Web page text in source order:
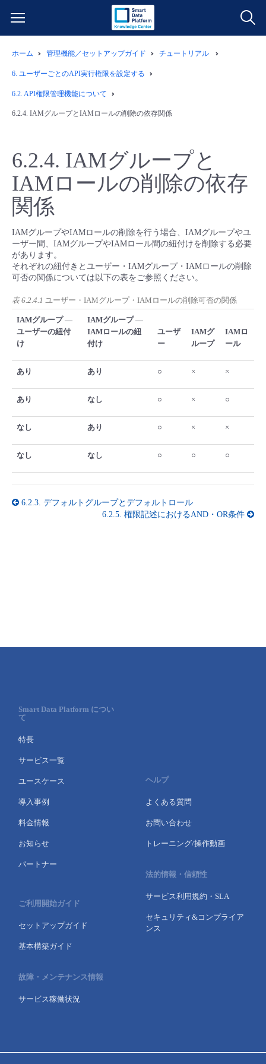
サービス一覧
データ利活用
ネットワーク
IoT
モニタリング/監査
サポート
管理機能
すべてのメニューを見る
よくある質問
クラウド/サーバー
ネットワーク
IoT
モニタリング/監査
サポート
管理機能
すべてのメニューを見る
料金シミュレーター
データ利活用
クラウド/サーバー
ネットワーク
IoT
モニタリング/監査
すべてのメニューを見る
ご利用開始ガイド
■ 管理機能
- 管理機能
■ セットアップガイド
- 新規お申し込み方法
- 初期設定・確認
- ユーザー機能の管理
- 登録情報の管理
- クラウド / サーバー
ユースケース
- バックアップ
- セキュリティ・監査
- データと分析
- IoT
- マルチクラウド利用
- リモートワーク
- ITインフラストラクチャー
- その他
故障/メンテナンス情報
サービス稼働状況
故障/メンテナンス履歴
メンテナンス予定
定期メンテナンス
販売パートナー向けプログラム
トレーニング/操作動画
脱炭素化
ホーム 管理機能／セットアップガイド チュートリアル
6. ユーザーごとのAPI実行権限を設定する
6.2. API権限管理機能について
6.2.4. IAMグループとIAMロールの削除の依存関係
6.2.4. IAMグループと
IAMロールの削除の依存
関係
IAMグループやIAMロールの削除を行う場合、IAMグループやユ
ーザー間、IAMグループやIAMロール間の紐付けを削除する必要
があります。
それぞれの紐付きとユーザー・IAMグループ・IAMロールの削除
可否の関係については以下の表をご参照ください。
表 6.2.4.1 ユーザー・IAMグループ・IAMロールの削除可否の関係
IAMグループ ―
ユーザーの紐付
け
IAMグループ ―
IAMロールの紐
付け
ユーザ
ー
IAMグ
ループ
IAMロ
ール
あり あり ○ × ×
あり なし ○ × ○
なし あり ○ × ×
なし なし ○ ○ ○
6.2.3. デフォルトグループとデフォルトロール
6.2.5. 権限記述におけるAND・OR条件
Smart Data Platform につい
て
特長
サービス一覧
ユースケース
導入事例
料金情報
お知らせ
パートナー
ご利用開始ガイド
セットアップガイド
基本構築ガイド
故障・メンテナンス情報
サービス稼働状況
ヘルプ
よくある質問
お問い合わせ
トレーニング/操作動画
法的情報・信頼性
サービス利用規約・SLA
セキュリティ&コンプライア
ンス